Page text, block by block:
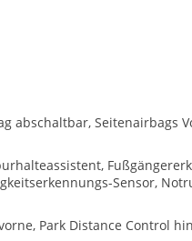
abschaltbar, Seitenairbags
Sensor,
Park Distance Control